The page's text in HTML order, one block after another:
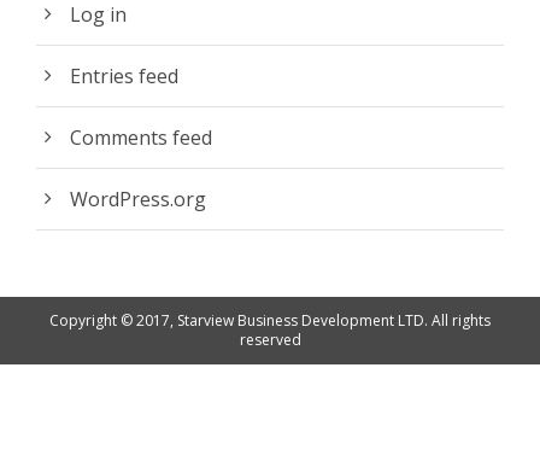
Log in
Entries feed
Comments feed
WordPress.org
Copyright © 2017, Starview Business Development LTD. All rights
reserved